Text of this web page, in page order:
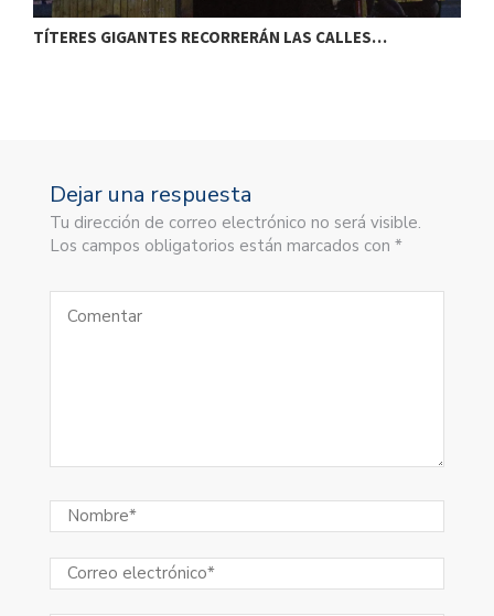
TÍTERES GIGANTES RECORRERÁN LAS CALLES…
Dejar una respuesta
Tu dirección de correo electrónico no será visible.
Los campos obligatorios están marcados con *